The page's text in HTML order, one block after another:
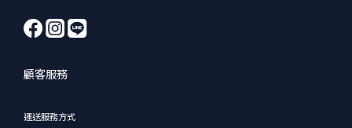
顧客服務
運送服務方式